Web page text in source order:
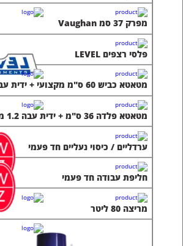
מפרק 37 סמ Vaughan
פלסי רצפים LEVEL
מטאטא כביש 60 ס"מ מקצועי + ידית עבה
מטאטא פלדה 36 ס"מ + ידית עבה 1.2 מ'
ערדליים / כיסוי נעליים חד פעמי
חליפת עבודה חד פעמי
מריצה 80 ליטר